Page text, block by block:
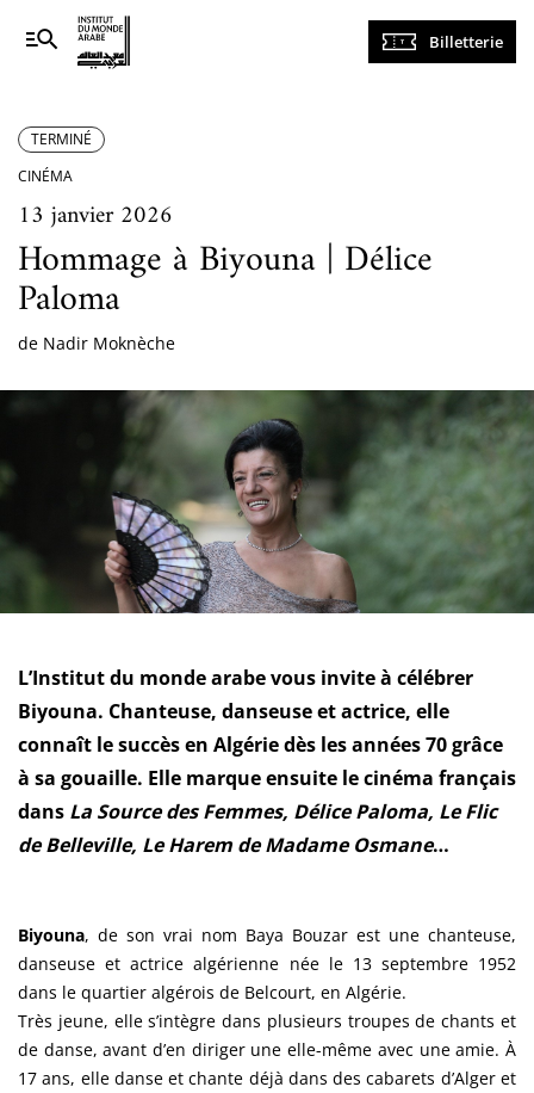
Navigation
principale
Billetterie
TERMINÉ
CINÉMA
13 janvier 2026
Hommage à Biyouna | Délice
Paloma
de Nadir Moknèche
L’Institut du monde arabe vous invite à célébrer
Biyouna. Chanteuse, danseuse et actrice, elle
connaît le succès en Algérie dès les années 70 grâce
à sa gouaille. Elle marque ensuite le cinéma français
dans La Source des Femmes, Délice Paloma, Le Flic
de Belleville, Le Harem de Madame Osmane…
Biyouna, de son vrai nom Baya Bouzar est une chanteuse,
danseuse et actrice algérienne née le 13 septembre 1952
dans le quartier algérois de Belcourt, en Algérie.
Très jeune, elle s’intègre dans plusieurs troupes de chants et
de danse, avant d’en diriger une elle-même avec une amie. À
17 ans, elle danse et chante déjà dans des cabarets d’Alger et